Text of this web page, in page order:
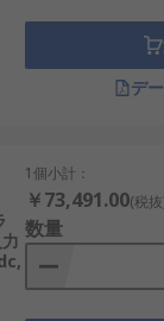
デ
1個小計：
￥73,491.00(税
数量